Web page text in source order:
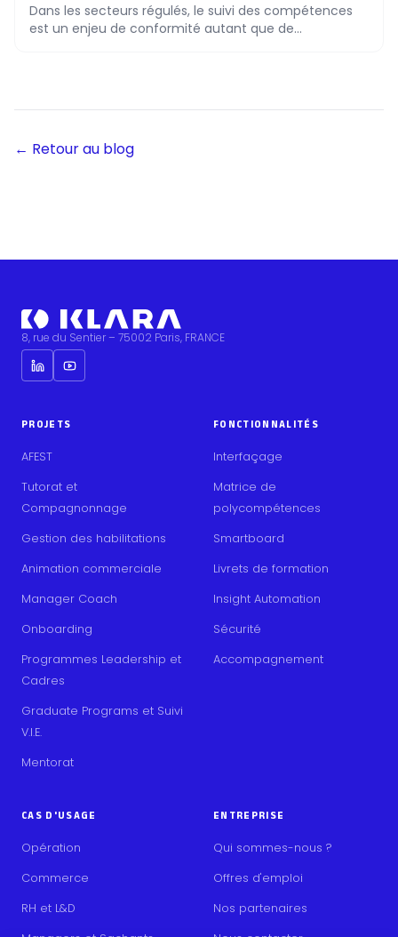
Dans les secteurs régulés, le suivi des compétences
est un enjeu de conformité autant que de
← Retour au blog
8, rue du Sentier – 75002 Paris, FRANCE
PROJETS
AFEST
Tutorat et
Compagnonnage
Gestion des habilitations
Animation commerciale
Manager Coach
Onboarding
Programmes Leadership et
Cadres
Graduate Programs et Suivi
V.I.E.
Mentorat
FONCTIONNALITÉS
Interfaçage
Matrice de
polycompétences
Smartboard
Livrets de formation
Insight Automation
Sécurité
Accompagnement
CAS D'USAGE
Opération
Commerce
RH et L&D
ENTREPRISE
Qui sommes-nous ?
Offres d'emploi
Nos partenaires